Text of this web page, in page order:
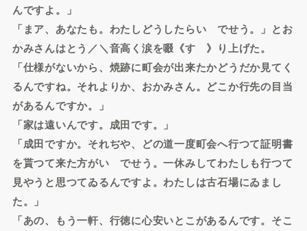
んですよ。」
「まア、あなたも。わたしどうしたらいゝでせう。」とお
かみさんはとう／＼音高く涙を啜《すゝ》り上げた。
「仕様がないから、焼跡に町会が出来たかどうだか見てく
るんですね。それよりか、おかみさん。どこか行先の目当
があるんですか。」
「家は遠いんです。成田です。」
「成田ですか。それぢや、どの道一度町会へ行つて証明書
を貰つて来た方がいゝでせう。一休みしてわたしも行つて
見やうと思つてゐるんですよ。わたしは古石場にゐまし
た。」
「あの、もう一軒、行徳に心安いとこがあるんです。そこ